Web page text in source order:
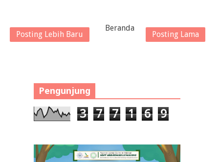
Posting Lebih Baru Posting Lama
Beranda
Pengunjung
3 7 7 1 6 9